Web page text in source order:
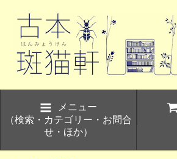
メニュー
（検索・カテゴリー・お問合
せ・ほか）